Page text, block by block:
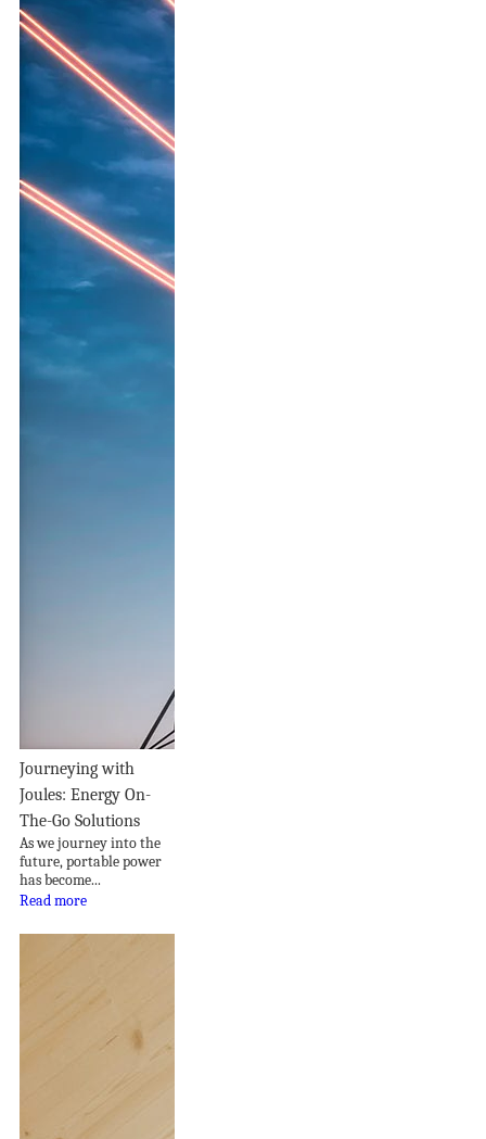
Journeying with
Joules: Energy On-
The-Go Solutions
As we journey into the
future, portable power
has become...
Read more